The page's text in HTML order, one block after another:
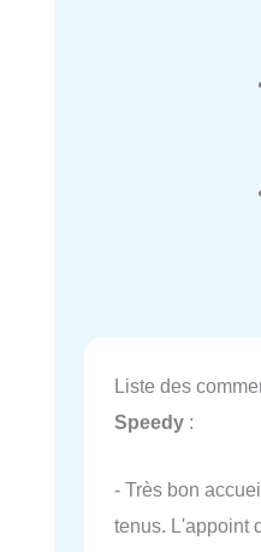
Liste des
Speedy :
- Très bon
tenus. L'appoint